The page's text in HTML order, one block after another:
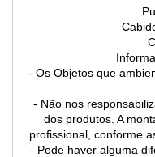
- Os Objetos que
- Não nos
dos produtos. A
profissional, conforme
- Pode haver alguma